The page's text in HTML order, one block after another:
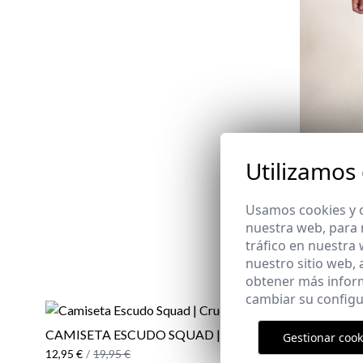
REMATE
JEANS
29,95 € /
CAMISETA ESCUDO SQUAD | CRUDO
12,95 € / 19,95 €
REMATE
12,95 € /
Utilizamos
Usamos cookies
nuestra web, para
tráfico en nuestra
nuestro sitio web,
obtener más
cambiar su
Gestionar